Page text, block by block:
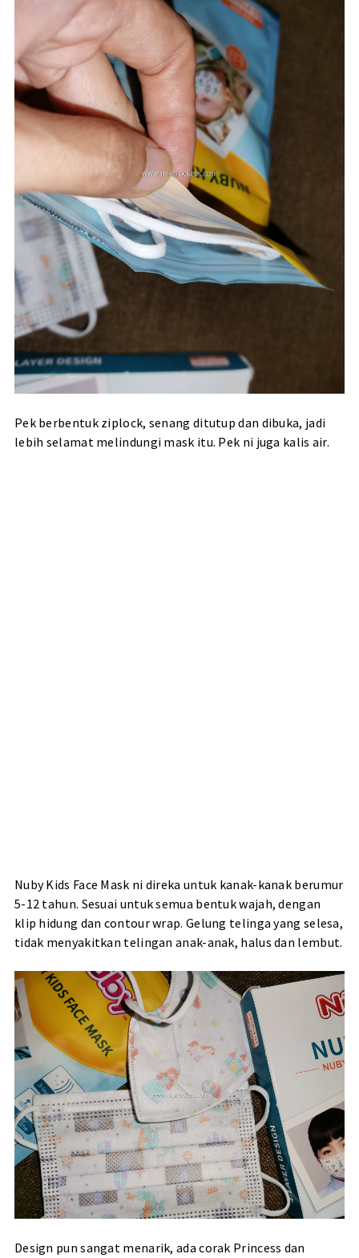
Pek berbentuk ziplock, senang ditutup dan dibuka, jadi
lebih selamat melindungi mask itu. Pek ni juga kalis air.
Nuby Kids Face Mask ni direka untuk kanak-kanak berumur
5-12 tahun. Sesuai untuk semua bentuk wajah, dengan
klip hidung dan contour wrap. Gelung telinga yang selesa,
tidak menyakitkan telingan anak-anak, halus dan lembut.
Design pun sangat menarik, ada corak Princess dan